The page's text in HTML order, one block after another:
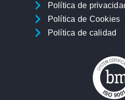
Política de
Política de Cookies
Política de calidad